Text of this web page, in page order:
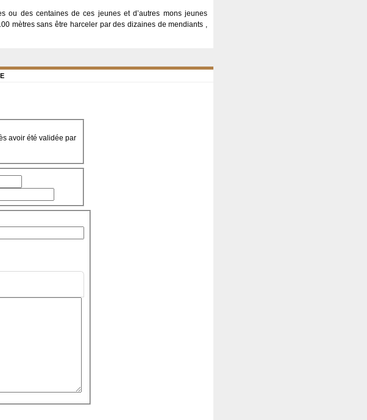
ou des centaines de ces jeunes et d’autres mons jeunes
mètres sans être harceler par des dizaines de mendiants ,
avoir été validée par